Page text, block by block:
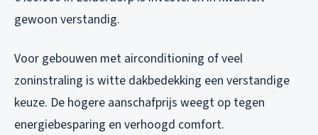
gewoon verstandig.
Voor gebouwen met airconditioning of veel
zoninstraling is witte dakbedekking een verstandige
keuze. De hogere aanschafprijs weegt op tegen
energiebesparing en verhoogd comfort.